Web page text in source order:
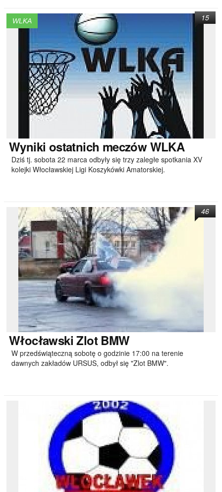
WLKA
Wyniki ostatnich meczów WLKA
Dziś tj. sobota 22 marca odbyły się trzy zaległe spotkania XV
kolejki Włocławskiej Ligi Koszykówki Amatorskiej.
15
Włocławski Zlot BMW
W przedświąteczną sobotę o godzinie 17:00 na terenie
dawnych zakładów URSUS, odbył się "Zlot BMW".
46